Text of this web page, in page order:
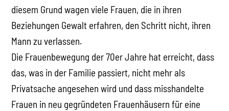
diesem Grund wagen viele Frauen, die in ihren
Beziehungen Gewalt erfahren, den Schritt nicht, ihren
Mann zu verlassen.
Die Frauenbewegung der 70er Jahre hat erreicht, dass
das, was in der Familie passiert, nicht mehr als
Privatsache angesehen wird und dass misshandelte
Frauen in neu gegründeten Frauenhäusern für eine